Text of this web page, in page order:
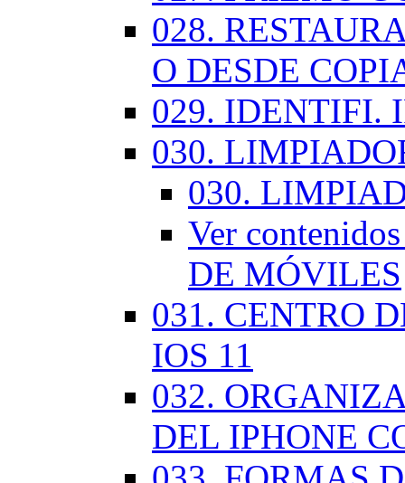
028.
O DESDE
029. IDENTIFI.
030.
030.
Ver
DE MÓVILES
031. CENTRO
IOS 11
032.
DEL IPHONE